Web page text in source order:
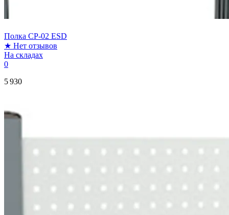
Полка CP-02 ESD
★ Нет отзывов
На складах
0
5 930